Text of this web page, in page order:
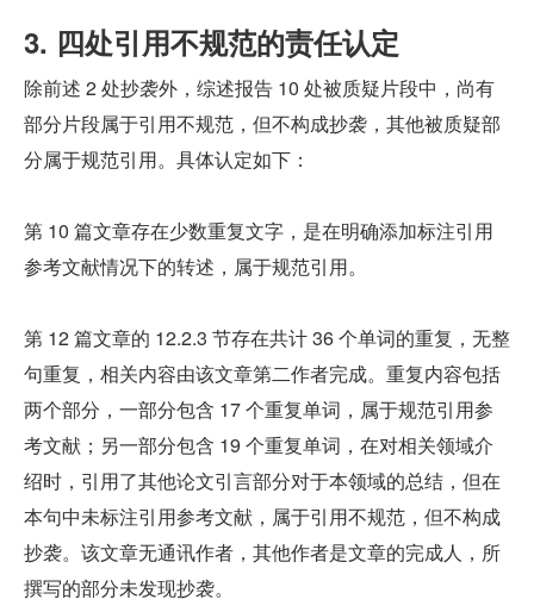
3. 四处引用不规范的责任认定
除前述 2 处抄袭外，综述报告 10 处被质疑片段中，尚有
部分片段属于引用不规范，但不构成抄袭，其他被质疑部
分属于规范引用。具体认定如下：
第 10 篇文章存在少数重复文字，是在明确添加标注引用
参考文献情况下的转述，属于规范引用。
第 12 篇文章的 12.2.3 节存在共计 36 个单词的重复，无整
句重复，相关内容由该文章第二作者完成。重复内容包括
两个部分，一部分包含 17 个重复单词，属于规范引用参
考文献；另一部分包含 19 个重复单词，在对相关领域介
绍时，引用了其他论文引言部分对于本领域的总结，但在
本句中未标注引用参考文献，属于引用不规范，但不构成
抄袭。该文章无通讯作者，其他作者是文章的完成人，所
撰写的部分未发现抄袭。